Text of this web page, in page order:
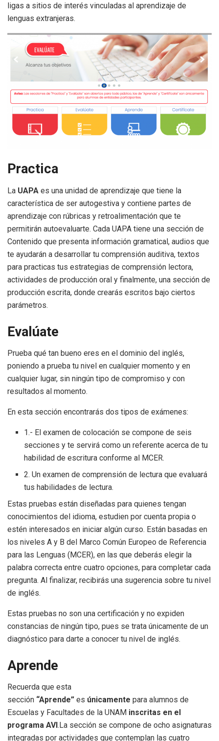
ligas a sitios de interés vinculadas al aprendizaje de
lenguas extranjeras.
Practica
La UAPA es una unidad de aprendizaje que tiene la
característica de ser autogestiva y contiene partes de
aprendizaje con rúbricas y retroalimentación que te
permitirán autoevaluarte. Cada UAPA tiene una sección de
Contenido que presenta información gramatical, audios que
te ayudarán a desarrollar tu comprensión auditiva, textos
para practicas tus estrategias de comprensión lectora,
actividades de producción oral y finalmente, una sección de
producción escrita, donde crearás escritos bajo ciertos
parámetros.
Evalúate
Prueba qué tan bueno eres en el dominio del inglés,
poniendo a prueba tu nivel en cualquier momento y en
cualquier lugar, sin ningún tipo de compromiso y con
resultados al momento.
En esta sección encontrarás dos tipos de exámenes:
1.- El examen de colocación se compone de seis
secciones y te servirá como un referente acerca de tu
habilidad de escritura conforme al MCER.
2. Un examen de comprensión de lectura que evaluará
tus habilidades de lectura.
Estas pruebas están diseñadas para quienes tengan
conocimientos del idioma, estudien por cuenta propia o
estén interesados en iniciar algún curso. Están basadas en
los niveles A y B del Marco Común Europeo de Referencia
para las Lenguas (MCER), en las que deberás elegir la
palabra correcta entre cuatro opciones, para completar cada
pregunta. Al finalizar, recibirás una sugerencia sobre tu nivel
de inglés.
Estas pruebas no son una certificación y no expiden
constancias de ningún tipo, pues se trata únicamente de un
diagnóstico para darte a conocer tu nivel de inglés.
Aprende
Recuerda que esta
sección “Aprende” es únicamente para alumnos de
Escuelas y Facultades de la UNAM inscritas en el
programa AVI.La sección se compone de ocho asignaturas
integradas por actividades que contemplan las cuatro